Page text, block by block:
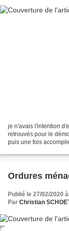
je n'avais l'intention
retrouvés pour le
puis une fois
Publié le 27/02/2020
Par Christian